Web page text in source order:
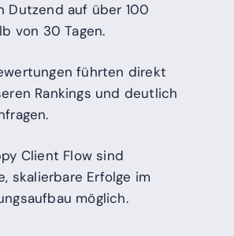
Dutzend auf über 100
von 30 Tagen.
führten direkt
Rankings und deutlich
Client Flow sind
skalierbare Erfolge im
möglich.